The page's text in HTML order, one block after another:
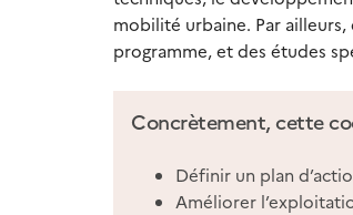
mobilité urbaine. Par
programme, et des études
Concrètement, cette
Définir un plan
Améliorer